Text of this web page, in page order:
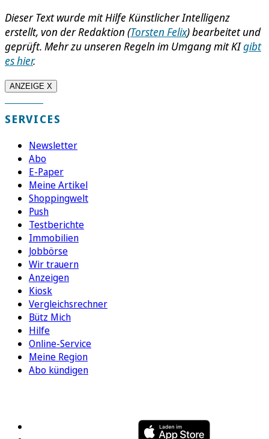
Dieser Text wurde mit Hilfe Künstlicher Intelligenz
erstellt, von der Redaktion (Torsten Felix) bearbeitet und
geprüft. Mehr zu unseren Regeln im Umgang mit KIgibt
es hier.
ANZEIGE X
SERVICES
Newsletter
Abo
E-Paper
Meine Artikel
Shoppingwelt
Push
Testberichte
Immobilien
Jobbörse
Wir trauern
Anzeigen
Kiosk
Vergleichsrechner
Bütz Mich
Hilfe
Online-Service
Meine Region
Abo kündigen